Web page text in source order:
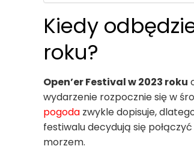
Kiedy
roku?
Open’er Festival w 2023 roku
wydarzenie rozpocznie się w
pogoda zwykle dopisuje,
festiwalu decydują się
morzem.